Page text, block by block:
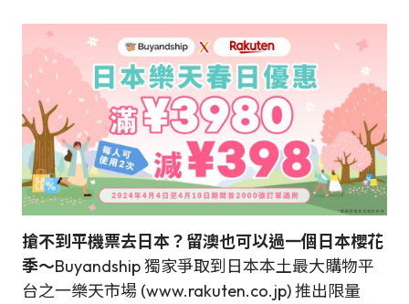
搶不到平機票去日本？ 留澳也可以過一個日本櫻花
季～Buyandship 獨家爭取到日本本土最大購物平
台之一樂天市場 (www.rakuten.co.jp) 推出限量